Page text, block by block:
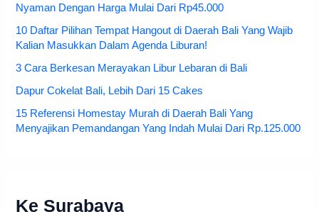
Nyaman Dengan Harga Mulai Dari Rp45.000
10 Daftar Pilihan Tempat Hangout di Daerah Bali Yang Wajib
Kalian Masukkan Dalam Agenda Liburan!
3 Cara Berkesan Merayakan Libur Lebaran di Bali
Dapur Cokelat Bali, Lebih Dari 15 Cakes
15 Referensi Homestay Murah di Daerah Bali Yang
Menyajikan Pemandangan Yang Indah Mulai Dari Rp.125.000
Ke Surabaya